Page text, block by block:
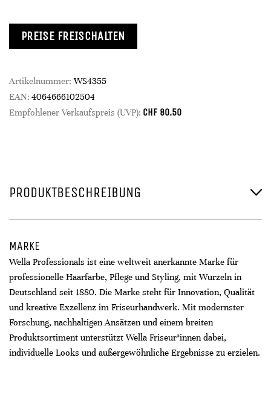
PREISE FREISCHALTEN
Artikelnummer: WS4355
EAN: 4064666102504
Empfohlener Verkaufspreis (UVP): CHF 80.50
PRODUKTBESCHREIBUNG
MARKE
Wella Professionals ist eine weltweit anerkannte Marke für
professionelle Haarfarbe, Pflege und Styling, mit Wurzeln in
Deutschland seit 1880. Die Marke steht für Innovation, Qualität
und kreative Exzellenz im Friseurhandwerk. Mit modernster
Forschung, nachhaltigen Ansätzen und einem breiten
Produktsortiment unterstützt Wella Friseur*innen dabei,
individuelle Looks und außergewöhnliche Ergebnisse zu erzielen.